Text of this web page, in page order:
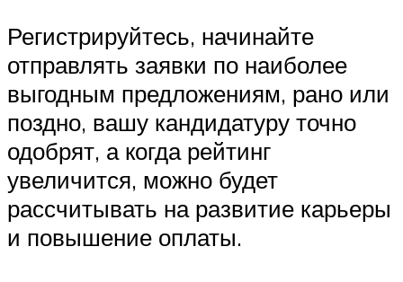
Регистрируйтесь, начинайте
отправлять заявки по наиболее
выгодным предложениям, рано или
поздно, вашу кандидатуру точно
одобрят, а когда рейтинг
увеличится, можно будет
рассчитывать на развитие карьеры
и повышение оплаты.